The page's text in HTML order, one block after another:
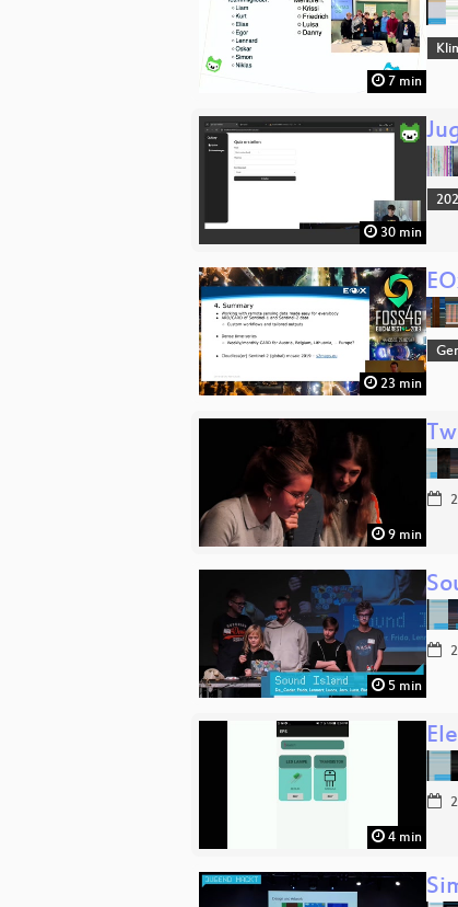
7 min
30 min
23 min
9 min
5 min
4 min